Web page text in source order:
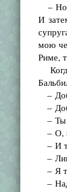
– Но
И
мою
Риме,
–
–
– Ты
– О,
– И
–
– Я
–